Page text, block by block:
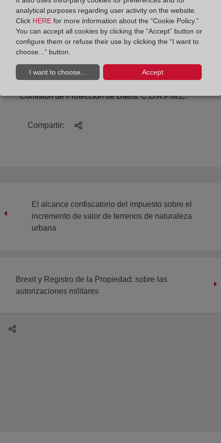
cibernéticos, incansables en su propósito de
capturar los datos que conforman nuestra identidad
digital considerados el oro del siglo XXI.
Por Vicente Domínguez Calatayud
Comisión de Protección de Datos. C.O.R.P.M.E.
Compartir:
El alcance confiscatorio del impuesto sobre el
incremento de valor de terrenos de naturaleza
urbana
Brexit y Registro de la Propiedad: sobre las
autorizaciones militares
analytical purposes regarding user activity on the website.
Click HERE for more information about the “Cookie Policy.”
You can accept all cookies by clicking the “Accept” button or
configure them or refuse their use by clicking the “I want to
choose...” button.
I want to choose... Accept